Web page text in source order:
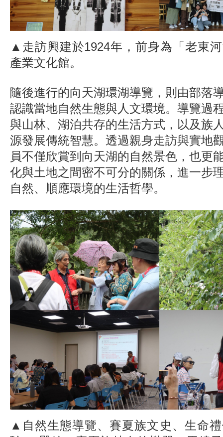
▲走訪興建於1924年，前身為「老東
產業文化館。
隨後進行的向天湖環湖導覽，則由部落
認識當地自然生態與人文環境。導覽過
與山林、湖泊共存的生活方式，以及族
源發展傳統智慧。透過親身走訪與實地
員不僅欣賞到向天湖的自然景色，也更
化與土地之間密不可分的關係，進一步
自然、順應環境的生活哲學。
▲自然生態導覽、賽夏族文史、生命